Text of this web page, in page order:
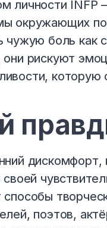
личности
окружающих
чужую боль как
рискуют
которую
дискомфорт,
поэтов,